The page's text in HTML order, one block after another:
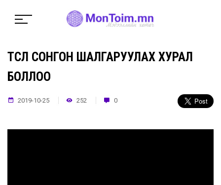
ТӨСӨЛ СОНГОН ШАЛГАРУУЛАХ ХУРАЛ
БОЛЛОО
2019-10-25 252 0